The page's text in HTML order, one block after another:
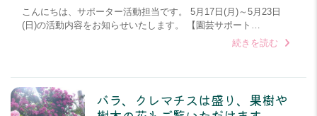
こんにちは、サポーター活動担当です。 5月17日(月)～5月23日
(日)の活動内容をお知らせいたします。 【園芸サポート…
続きを読む
バラ、クレマチスは盛り、果樹や